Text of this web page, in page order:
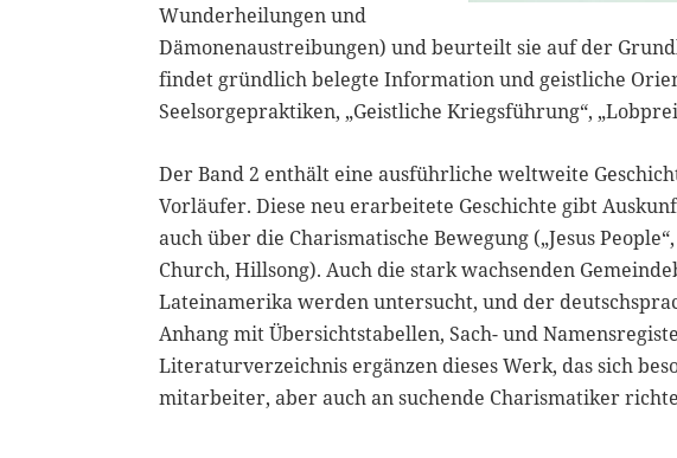
Wunderheilungen und
Dämonenaustreibungen) und beurteilt sie auf der
findet gründlich belegte Information und geistliche
Seelsorgepraktiken, „Geistliche Kriegsführung“,
Der Band 2 enthält eine ausführliche weltweite
Vorläufer. Diese neu erarbeitete Geschichte gibt
auch über die Charismatische Bewegung („Jesus
Church, Hillsong). Auch die stark wachsenden
Lateinamerika werden untersucht, und der
Anhang mit Übersichtstabellen, Sach- und
Literaturverzeichnis ergänzen dieses Werk, das sich
mitarbeiter, aber auch an suchende Charismatiker